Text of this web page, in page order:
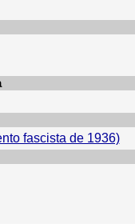
fascista de 1936)